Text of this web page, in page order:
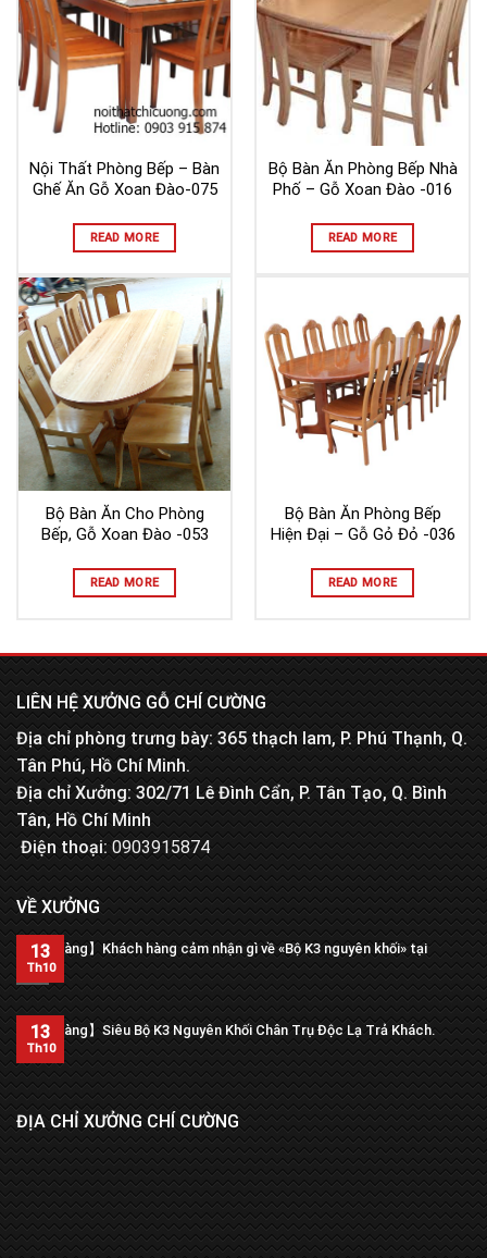
Nội Thất Phòng Bếp – Bàn
Ghế Ăn Gỗ Xoan Đào-075
READ MORE
Bộ Bàn Ăn Phòng Bếp Nhà
Phố – Gỗ Xoan Đào -016
READ MORE
Bộ Bàn Ăn Cho Phòng
Bếp, Gỗ Xoan Đào -053
READ MORE
Bộ Bàn Ăn Phòng Bếp
Hiện Đại – Gỗ Gỏ Đỏ -036
READ MORE
LIÊN HỆ XƯỞNG GỖ CHÍ CƯỜNG
Địa chỉ phòng trưng bày: 365 thạch lam, P. Phú Thạnh, Q.
Tân Phú, Hồ Chí Minh.
Địa chỉ Xưởng: 302/71 Lê Đình Cẩn, P. Tân Tạo, Q. Bình
Tân, Hồ Chí Minh
Điện thoại:0903915874
VỀ XƯỞNG
【Trả hàng】Khách hàng cảm nhận gì về «Bộ K3 nguyên khối» tại
xưởng?
13
Th10
【Trả hàng】Siêu Bộ K3 Nguyên Khối Chân Trụ Độc Lạ Trả Khách.
13
Th10
ĐỊA CHỈ XƯỞNG CHÍ CƯỜNG